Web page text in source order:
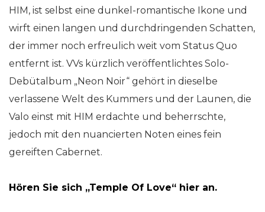
HIM, ist selbst eine dunkel-romantische Ikone und
wirft einen langen und durchdringenden Schatten,
der immer noch erfreulich weit vom Status Quo
entfernt ist. VVs kürzlich veröffentlichtes Solo-
Debütalbum „Neon Noir“ gehört in dieselbe
verlassene Welt des Kummers und der Launen, die
Valo einst mit HIM erdachte und beherrschte,
jedoch mit den nuancierten Noten eines fein
gereiften Cabernet.
Hören Sie sich „Temple Of Love“ hier an.